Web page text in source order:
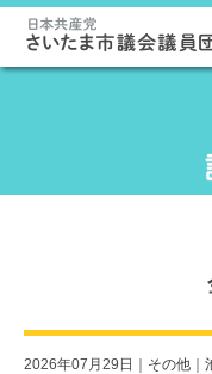
2026年07月29日｜ その他